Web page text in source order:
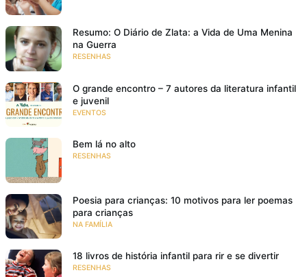
Resumo: O Diário de Zlata: a Vida de Uma Menina
na Guerra
RESENHAS
O grande encontro – 7 autores da literatura infantil
e juvenil
EVENTOS
Bem lá no alto
RESENHAS
Poesia para crianças: 10 motivos para ler poemas
para crianças
NA FAMÍLIA
18 livros de história infantil para rir e se divertir
RESENHAS